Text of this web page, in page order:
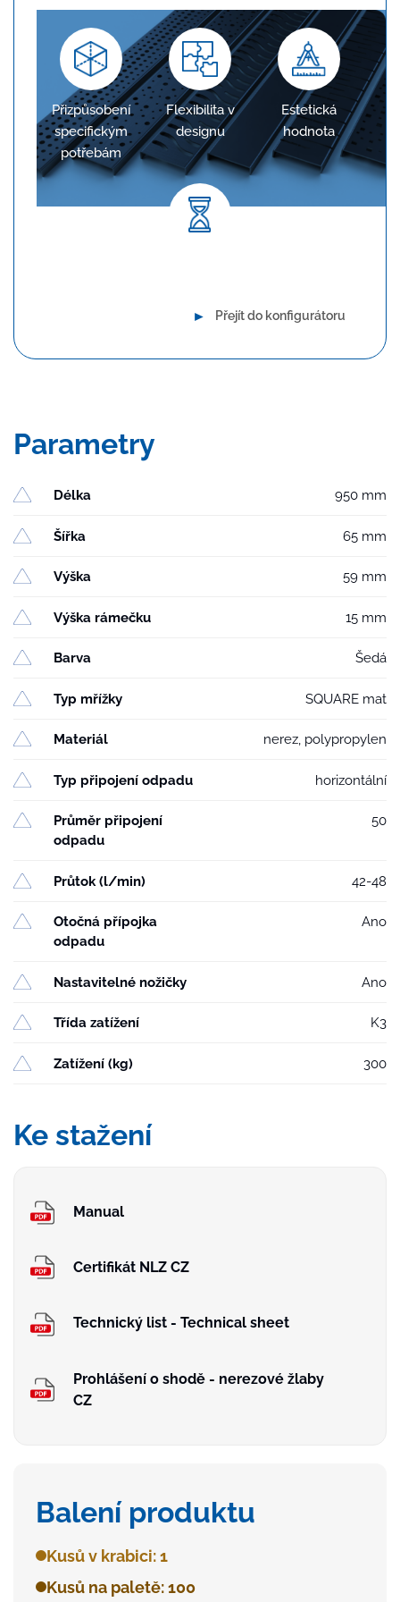
Přizpůsobení
specifickým
potřebám
Flexibilita v
designu
Estetická
hodnota
► Přejít do konfigurátoru
Parametry
Délka 950 mm
Šířka 65 mm
Výška 59 mm
Výška rámečku 15 mm
Barva Šedá
Typ mřížky SQUARE mat
Materiál nerez, polypropylen
Typ připojení odpadu horizontální
Průměr připojení
odpadu
50
Průtok (l/min) 42-48
Otočná přípojka
odpadu
Ano
Nastavitelné nožičky Ano
Třída zatížení K3
Zatížení (kg) 300
Ke stažení
Manual
Certifikát NLZ CZ
Technický list - Technical sheet
Prohlášení o shodě - nerezové žlaby
CZ
Balení produktu
Kusů v krabici: 1
Kusů na paletě: 100